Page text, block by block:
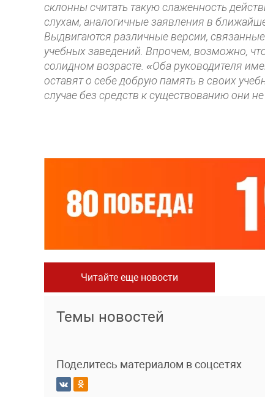
склонны считать такую слаженность
слухам, аналогичные заявления в
Выдвигаются различные версии,
учебных заведений. Впрочем, возможно,
солидном возрасте. «Оба руководителя
оставят о себе добрую память в своих
случае без средств к существованию они
Читайте еще новости
Темы новостей
Поделитесь материалом в соцсетях